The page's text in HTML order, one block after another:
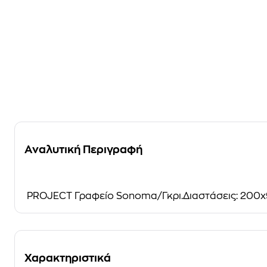
Αναλυτική Περιγραφή
PROJECT Γραφείο Sonoma/Γκρι.Διαστάσεις:
Χαρακτηριστικά